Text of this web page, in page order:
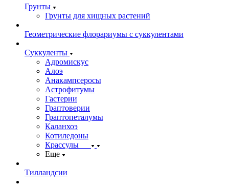
Грунты
Грунты для хищных растений
Геометрические флорариумы с суккулентами
Суккуленты
Адромискус
Алоэ
Анакампсеросы
Астрофитумы
Гастерии
Граптоверии
Граптопеталумы
Каланхоэ
Котиледоны
Крассулы
Еще
Тилландсии